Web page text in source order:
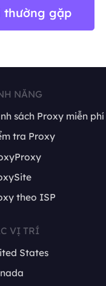
thường gặp
NĂNG
sách Proxy miễn phí
tra Proxy
theo ISP
VỊ TRÍ
States